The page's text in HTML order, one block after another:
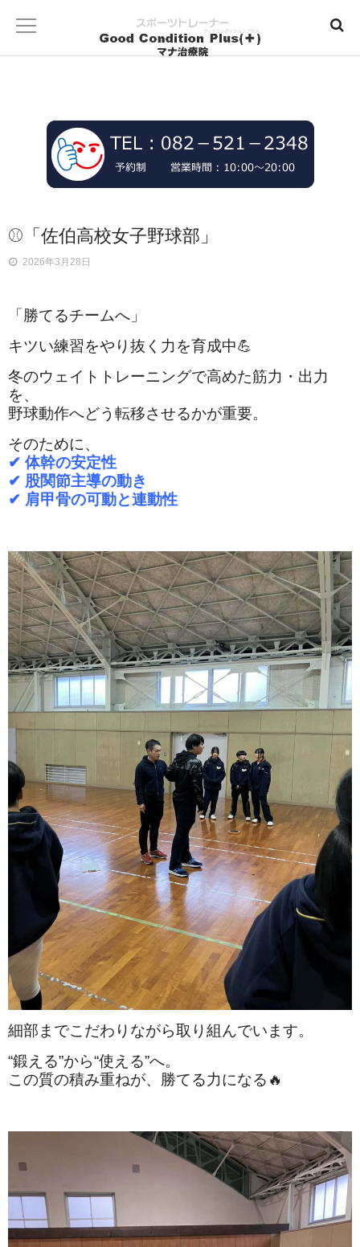
⚾「佐伯高校女子野球部」
2026年3月28日
「勝てるチームへ」
キツい練習をやり抜く力を育成中💪
冬のウェイトトレーニングで高めた筋力・出力
を、
野球動作へどう転移させるかが重要。
そのために、
✔︎ 体幹の安定性
✔︎ 股関節主導の動き
✔︎ 肩甲骨の可動と連動性
細部までこだわりながら取り組んでいます。
“鍛える”から“使える”へ。
この質の積み重ねが、勝てる力になる🔥